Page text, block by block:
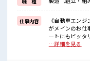
さらに6カ月経過で『
《経験者カンゲイ》
ブランクOK！
受け入れ体制バツグン☆
無理なくスタートしやす
仕事内容
《自動車エン
がメインのお仕事です☆ ※寮アリのお仕
ートにもピッタリ♪ ■お仕事PR 《新しい一歩を踏
家賃が月5万円
…詳細を見る